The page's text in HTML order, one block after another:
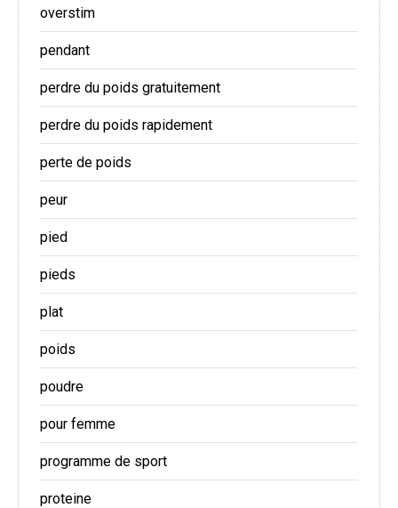
overstim
pendant
perdre du poids gratuitement
perdre du poids rapidement
perte de poids
peur
pied
pieds
plat
poids
poudre
pour femme
programme de sport
proteine